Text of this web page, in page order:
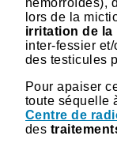
hémorroïdes),
lors de la
irritation de la
inter-fessier
des testicules
Pour apaiser
toute séquelle
Centre de
des